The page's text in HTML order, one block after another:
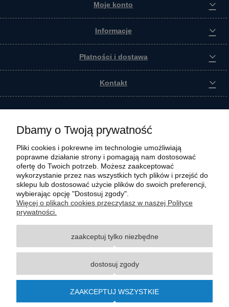
Moje konto
Informacje
Płatności i dostawa
Kontakt
Wszystkie materiały graficzne i zdjęciowe zamieszczone na stronie internetowej polmasz.pl
są prawnie chronione i stanowią własność intelektualną polmasz.pl. Jakiekolwiek
z zastrzeżeniem korzystania o charakterze niekomercyjnym dla użytku osobistego, ze
wskazaniem źródła. Nazwy Carraro, Case, Cat, Caterpillar, Dana Spicer, Doosan, Komatsu,
znakami towarowymi odpowiednich producentów oryginalnego sprzętu. Wszystkie nazwy,
opisy, numery i symbole zostały użyte wyłącznie w celach informacyjnych lub
wymienionych marek i producentów.
Dbamy o Twoją prywatność
Pliki cookies i pokrewne im technologie umożliwiają
poprawne działanie strony i pomagają nam dostosować
ofertę do Twoich potrzeb. Możesz zaakceptować
wykorzystanie przez nas wszystkich tych plików i przejść do
sklepu lub dostosować użycie plików do swoich preferencji,
wybierając opcję "Dostosuj zgody".
Więcej o plikach cookies przeczytasz w naszej Polityce
prywatności.
zaakceptuj tylko niezbędne
dostosuj zgody
ZAAKCEPTUJ WSZYSTKIE